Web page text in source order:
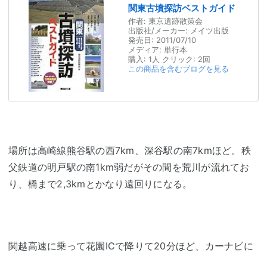
関東古墳探訪ベストガイド
作者: 東京遺跡散策会
出版社/メーカー: メイツ出版
発売日: 2011/07/10
メディア: 単行本
購入: 1人 クリック: 2回
この商品を含むブログを見る
場所は高崎線熊谷駅の西7km、深谷駅の南7kmほど。秩
父鉄道の明戸駅の南1km弱だがその間を荒川が流れてお
り、橋まで2,3kmとかなり遠回りになる。
関越高速に乗って花園ICで降りて20分ほど、カーナビに